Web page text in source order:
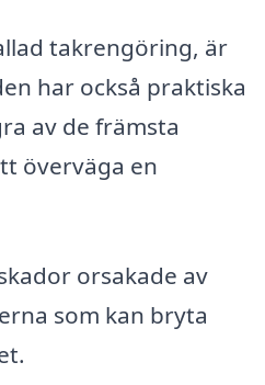
takrengöring, är
har också praktiska
av de främsta
överväga en
orsakade av
som kan bryta